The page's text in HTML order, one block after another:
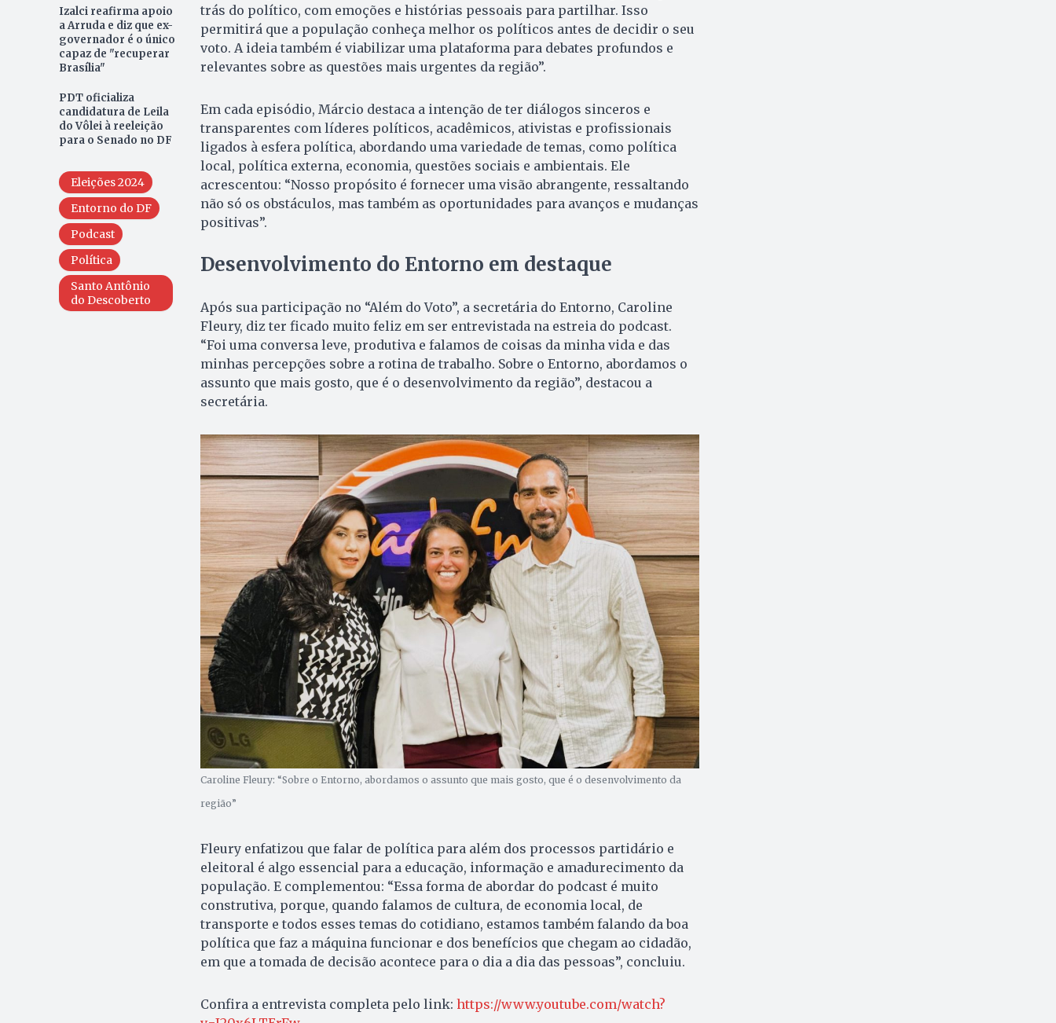
Izalci reafirma apoio
a Arruda e diz que ex-
governador é o único
capaz de "recuperar
Brasília"
PDT oficializa
candidatura de Leila
do Vôlei à reeleição
para o Senado no DF
Eleições 2024
Entorno do DF
Podcast
Política
Santo Antônio
do Descoberto
trás do político, com emoções e histórias pessoais para partilhar. Isso
permitirá que a população conheça melhor os políticos antes de decidir o seu
voto. A ideia também é viabilizar uma plataforma para debates profundos e
relevantes sobre as questões mais urgentes da região”.
Em cada episódio, Márcio destaca a intenção de ter diálogos sinceros e
transparentes com líderes políticos, acadêmicos, ativistas e profissionais
ligados à esfera política, abordando uma variedade de temas, como política
local, política externa, economia, questões sociais e ambientais. Ele
acrescentou: “Nosso propósito é fornecer uma visão abrangente, ressaltando
não só os obstáculos, mas também as oportunidades para avanços e mudanças
positivas”.
Desenvolvimento do Entorno em destaque
Após sua participação no “Além do Voto”, a secretária do Entorno, Caroline
Fleury, diz ter ficado muito feliz em ser entrevistada na estreia do podcast.
“Foi uma conversa leve, produtiva e falamos de coisas da minha vida e das
minhas percepções sobre a rotina de trabalho. Sobre o Entorno, abordamos o
assunto que mais gosto, que é o desenvolvimento da região”, destacou a
secretária.
Caroline Fleury: “Sobre o Entorno, abordamos o assunto que mais gosto, que é o desenvolvimento da
região”
Fleury enfatizou que falar de política para além dos processos partidário e
eleitoral é algo essencial para a educação, informação e amadurecimento da
população. E complementou: “Essa forma de abordar do podcast é muito
construtiva, porque, quando falamos de cultura, de economia local, de
transporte e todos esses temas do cotidiano, estamos também falando da boa
política que faz a máquina funcionar e dos benefícios que chegam ao cidadão,
em que a tomada de decisão acontece para o dia a dia das pessoas”, concluiu.
Confira a entrevista completa pelo link: https://www.youtube.com/watch?